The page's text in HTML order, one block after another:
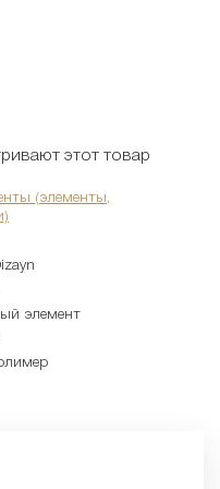
этот товар
(элементы,
элемент